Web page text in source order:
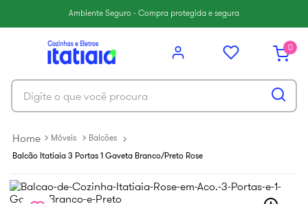
Ambiente Seguro - Compra protegida e segura
0
Digite o que você procura
Móveis
Balcões
Balcão Itatiaia 3 Portas 1 Gaveta Branco/Preto Rose
balcão itatiaia
armário cozinha
9º
renova
new premium